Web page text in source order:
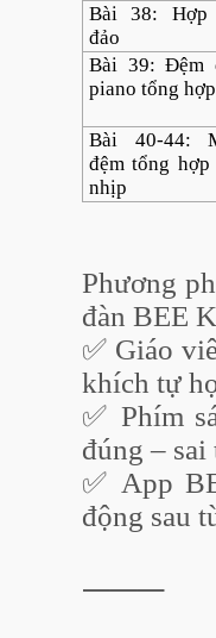
Bài 38: Hợp
đảo
Bài 39: Đệm
piano tổng hợp
Bài 40-44:
đệm tổng hợp
nhịp
Phương
đàn BEE
✅ Giáo
khích tự
✅ Phím
đúng –
✅ App
động sau
⸻